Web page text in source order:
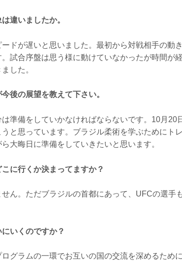
違いましたか。
ドが遅いと思いました。最初から対戦相手の動
試合序盤は思う様に動けていなかったが時間が
した。
後の展望を教えて下さい。
準備をしていかなければならないです。10月20
と思っています。ブラジル柔術を学ぶためにト
大晦日に準備をしていきたいと思います。
に行くか決まってますか？
ん。ただブラジルの首都にあって、UFCの選手
いくのですか？
グラムの一環でお互いの国の交流を深めるために